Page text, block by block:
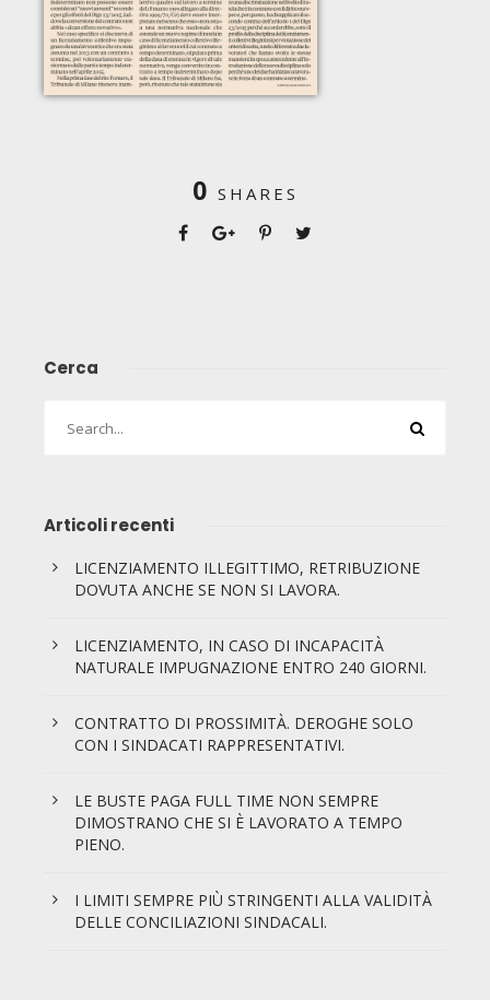
0 SHARES
Cerca
Articoli recenti
LICENZIAMENTO ILLEGITTIMO, RETRIBUZIONE
DOVUTA ANCHE SE NON SI LAVORA.
LICENZIAMENTO, IN CASO DI INCAPACITÀ
NATURALE IMPUGNAZIONE ENTRO 240 GIORNI.
CONTRATTO DI PROSSIMITÀ. DEROGHE SOLO
CON I SINDACATI RAPPRESENTATIVI.
LE BUSTE PAGA FULL TIME NON SEMPRE
DIMOSTRANO CHE SI È LAVORATO A TEMPO
PIENO.
I LIMITI SEMPRE PIÙ STRINGENTI ALLA VALIDITÀ
DELLE CONCILIAZIONI SINDACALI.